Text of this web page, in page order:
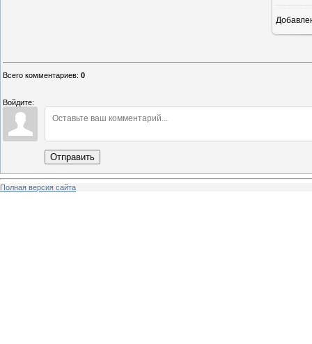
Всего комментариев: 0
Войдите:
Отправить
Полная версия сайта